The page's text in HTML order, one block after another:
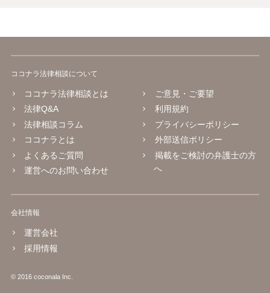
ココナラ法律相談について
ココナラ法律相談とは
法律Q&A
法律相談コラム
ココナラとは
よくあるご質問
運営へのお問い合わせ
ご意見・ご要望
利用規約
プライバシーポリシー
外部送信ポリシー
掲載をご検討の弁護士の方
へ
会社情報
運営会社
採用情報
© 2016 coconala Inc.